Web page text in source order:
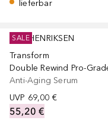
lieferbar
OLE HENRIKSEN
Transform
Anti-Aging Serum
UVP 69,00 €
55,20 €
SALE